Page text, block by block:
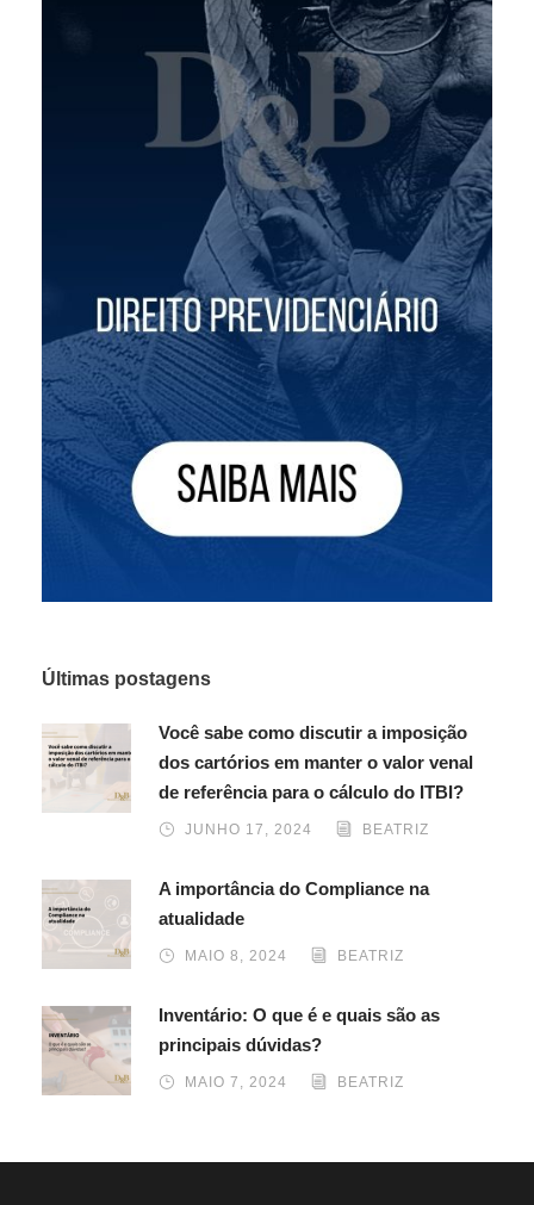
Últimas postagens
Você sabe como discutir a imposição
dos cartórios em manter o valor venal
de referência para o cálculo do ITBI?
JUNHO 17, 2024 BEATRIZ
A importância do Compliance na
atualidade
MAIO 8, 2024 BEATRIZ
Inventário: O que é e quais são as
principais dúvidas?
MAIO 7, 2024 BEATRIZ